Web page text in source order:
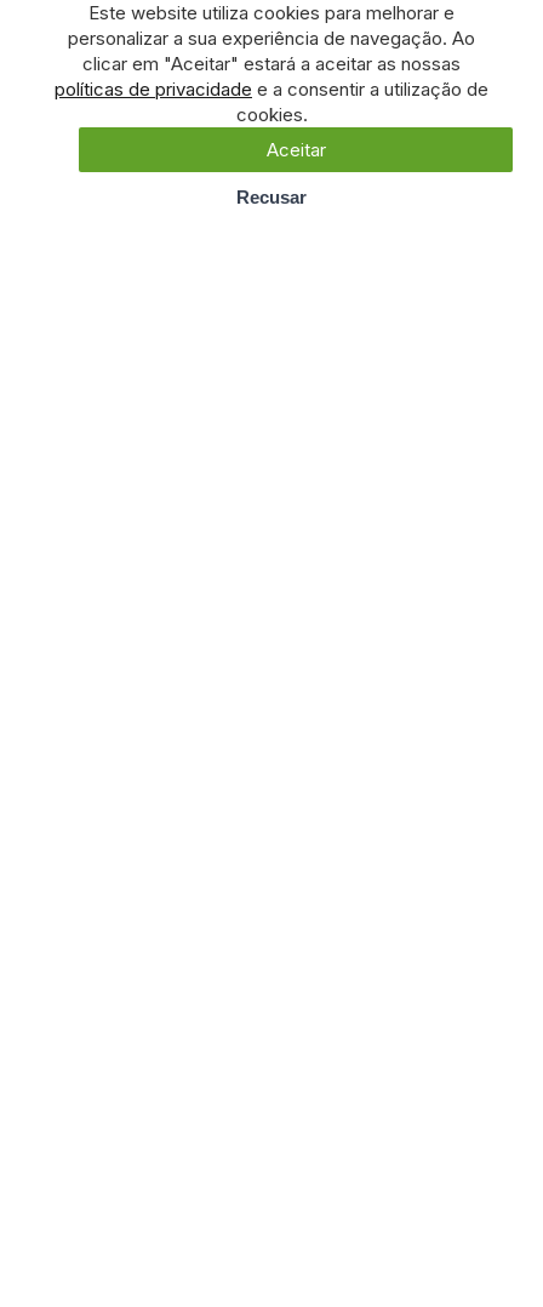
Este website utiliza cookies para melhorar e
personalizar a sua experiência de navegação. Ao
clicar em "Aceitar" estará a aceitar as nossas
políticas de privacidade e a consentir a utilização de
cookies.
Aceitar
Recusar